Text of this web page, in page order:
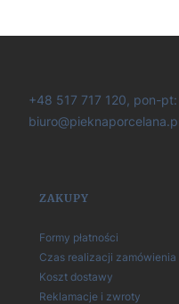
+48 517 717 120, pon-
biuro@pieknaporcelana.pl
Linki w stopce
ZAKUPY
Formy płatności
Czas realizacji zamówienia
Koszt dostawy
Reklamacje i zwroty